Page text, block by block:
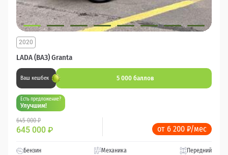
LADA (ВАЗ) Granta
2020
Ваш кешбек 5 000 баллов
Есть предложение?
Улучшим!
645 000 ₽
645 000 ₽ от 6 200 ₽/мес
Бензин Механика Передний